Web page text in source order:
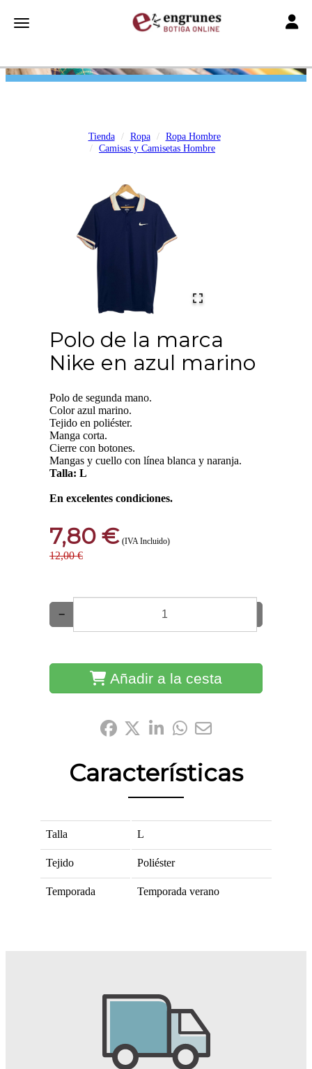
Toggle navigation
Tienda Ropa
Ropa Hombre
Camisas y Camisetas Hombre
Polo de la marca
Nike en azul marino
Polo de segunda mano.
Color azul marino.
Tejido en poliéster.
Manga corta.
Cierre con botones.
Mangas y cuello con línea blanca y naranja.
Talla: L
En excelentes condiciones.
7,80 € (IVA Incluido)
12,00 €
−
Añadir a la cesta
Características
Talla L
Tejido Poliéster
Temporada Temporada verano